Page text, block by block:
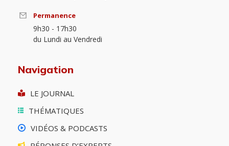
Permanence
9h30 - 17h30
du Lundi au Vendredi
Navigation
LE JOURNAL
THÉMATIQUES
VIDÉOS & PODCASTS